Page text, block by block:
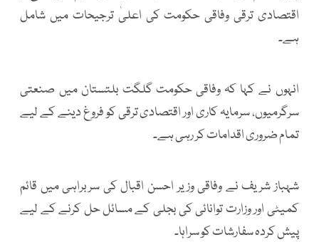
اقتصادی ترقی وفاقی حکومت کی اعلیٰ ترجیحات میں شامل
ہے۔
انہوں نے کہا کہ وفاقی حکومت گلگت بلتستان میں صنعتی
سرگرمیوں، سرمایہ کاری اور اقتصادی ترقی کو فروغ دینے کے لیے
تمام ضروری اقدامات کر رہی ہے۔
شہباز شریف نے وفاقی وزیر احسن اقبال کی سربراہی میں قائم
کمیٹی اور وزارت توانائی کی بجلی کے مسائل حل کرنے کے لیے
پیش کردہ سفارشات کو سراہا۔